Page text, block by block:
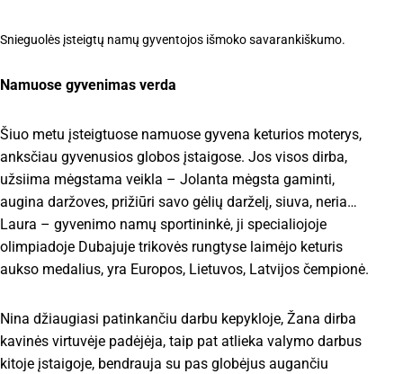
Snieguolės įsteigtų namų gyventojos išmoko savarankiškumo.
Namuose gyvenimas verda
Šiuo metu įsteigtuose namuose gyvena keturios moterys,
anksčiau gyvenusios globos įstaigose. Jos visos dirba,
užsiima mėgstama veikla – Jolanta mėgsta gaminti,
augina daržoves, prižiūri savo gėlių darželį, siuva, neria…
Laura – gyvenimo namų sportininkė, ji specialiojoje
olimpiadoje Dubajuje trikovės rungtyse laimėjo keturis
aukso medalius, yra Europos, Lietuvos, Latvijos čempionė.
Nina džiaugiasi patinkančiu darbu kepykloje, Žana dirba
kavinės virtuvėje padėjėja, taip pat atlieka valymo darbus
kitoje įstaigoje, bendrauja su pas globėjus augančiu